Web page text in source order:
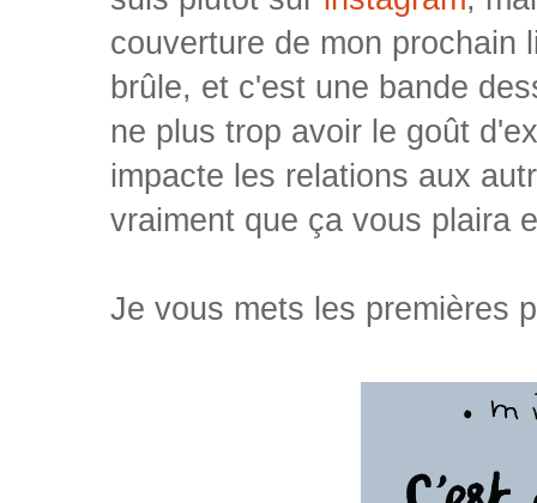
couverture de mon prochain
brûle, et c'est une bande
ne plus trop avoir le goût
impacte les relations aux
vraiment que ça vous plaira
Je vous mets les premières